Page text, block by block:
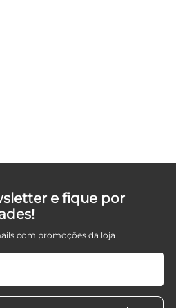
e fique por
com promoções da loja